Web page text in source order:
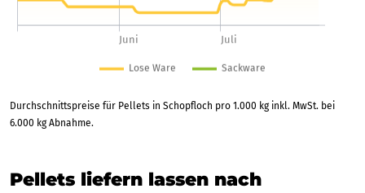
Durchschnittspreise für Pellets in Schopfloch pro 1.000 kg inkl. MwSt. bei
6.000 kg Abnahme.
Pellets liefern lassen nach